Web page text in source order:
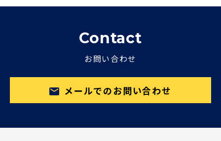
Contact
お問い合わせ
メールでのお問い合わせ